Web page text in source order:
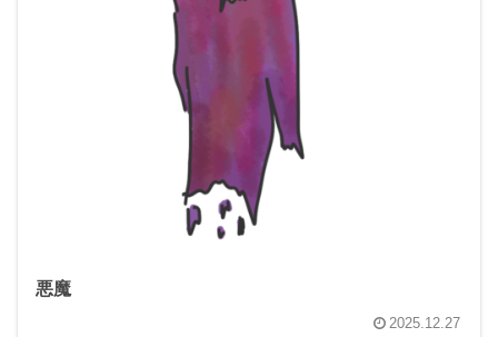
悪魔
2025.12.27